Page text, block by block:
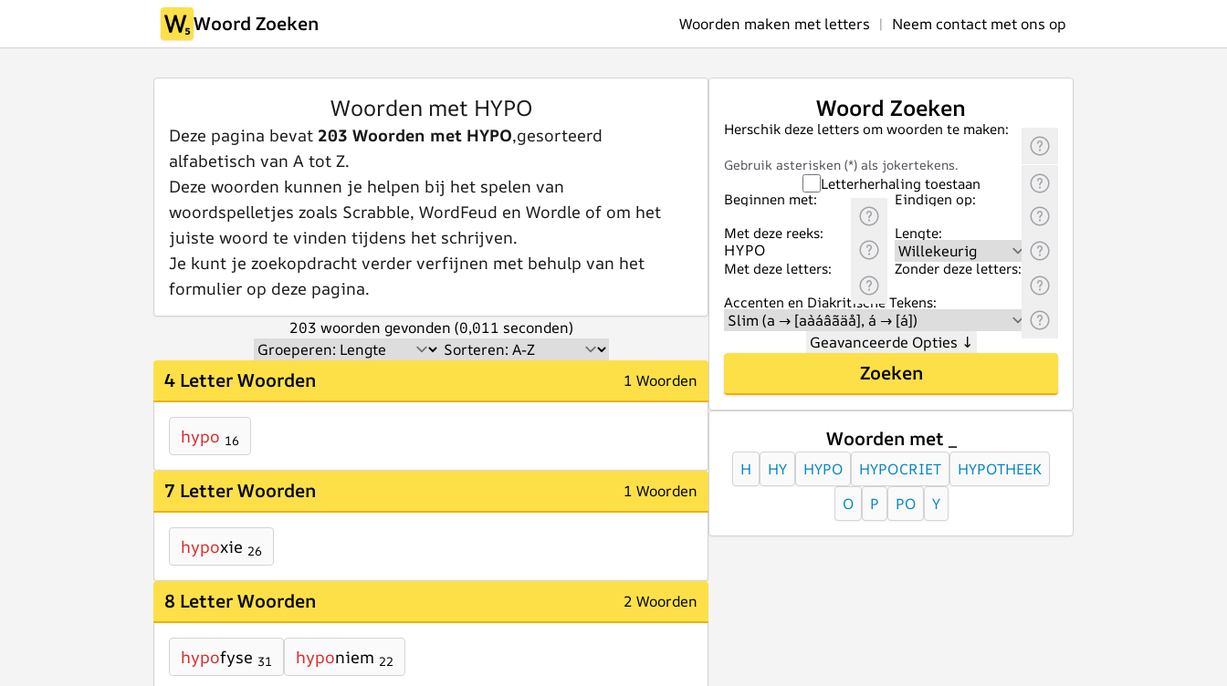
Woord Zoeken Woorden maken met letters | Neem contact met ons op
Woorden met HYPO
Deze pagina bevat 203 Woorden met HYPO,gesorteerd
alfabetisch van A tot Z.
Deze woorden kunnen je helpen bij het spelen van
woordspelletjes zoals Scrabble, WordFeud en Wordle of om het
juiste woord te vinden tijdens het schrijven.
Je kunt je zoekopdracht verder verfijnen met behulp van het
formulier op deze pagina.
203 woorden gevonden (0,011 seconden)
4 Letter Woorden 1 Woorden
hypo 16
7 Letter Woorden 1 Woorden
hypoxie 26
8 Letter Woorden 2 Woorden
hypofyse 31 hyponiem 22
Woord Zoeken
Herschik deze letters om woorden te maken:
Gebruik asterisken (*) als jokertekens.
Letterherhaling toestaan
Beginnen met:
Eindigen op:
Met deze reeks:
Lengte:
Met deze letters:
Zonder deze letters:
Accenten en Diakritische Tekens:
Geavanceerde Opties ↓
Zoeken
Woorden met _
H HY HYPO HYPOCRIET
HYPOTHEEK
O
P PO Y